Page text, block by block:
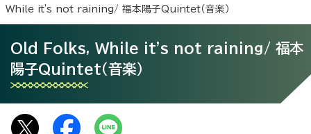
While it's not raining/ 福本陽子Quintet（音楽）
Old Folks, While it's not raining/ 福本
陽子Quintet（音楽）